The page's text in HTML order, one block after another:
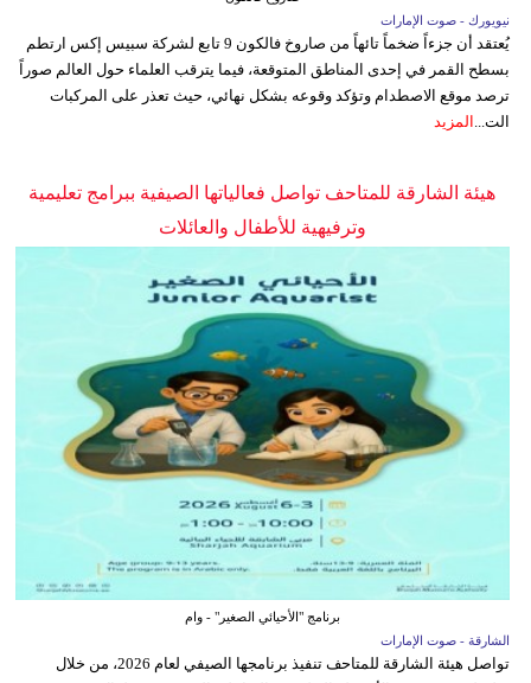
نيويورك - صوت الإمارات
يُعتقد أن جزءاً ضخماً تائهاً من صاروخ فالكون 9 تابع لشركة سبيس إكس ارتطم
بسطح القمر في إحدى المناطق المتوقعة، فيما يترقب العلماء حول العالم صوراً
ترصد موقع الاصطدام وتؤكد وقوعه بشكل نهائي، حيث تعذر على المركبات
الت...
المزيد
هيئة الشارقة للمتاحف تواصل فعالياتها الصيفية ببرامج تعليمية
وترفيهية للأطفال والعائلات
برنامج "الأحيائي الصغير" - وام
الشارقة - صوت الإمارات
تواصل هيئة الشارقة للمتاحف تنفيذ برنامجها الصيفي لعام 2026، من خلال